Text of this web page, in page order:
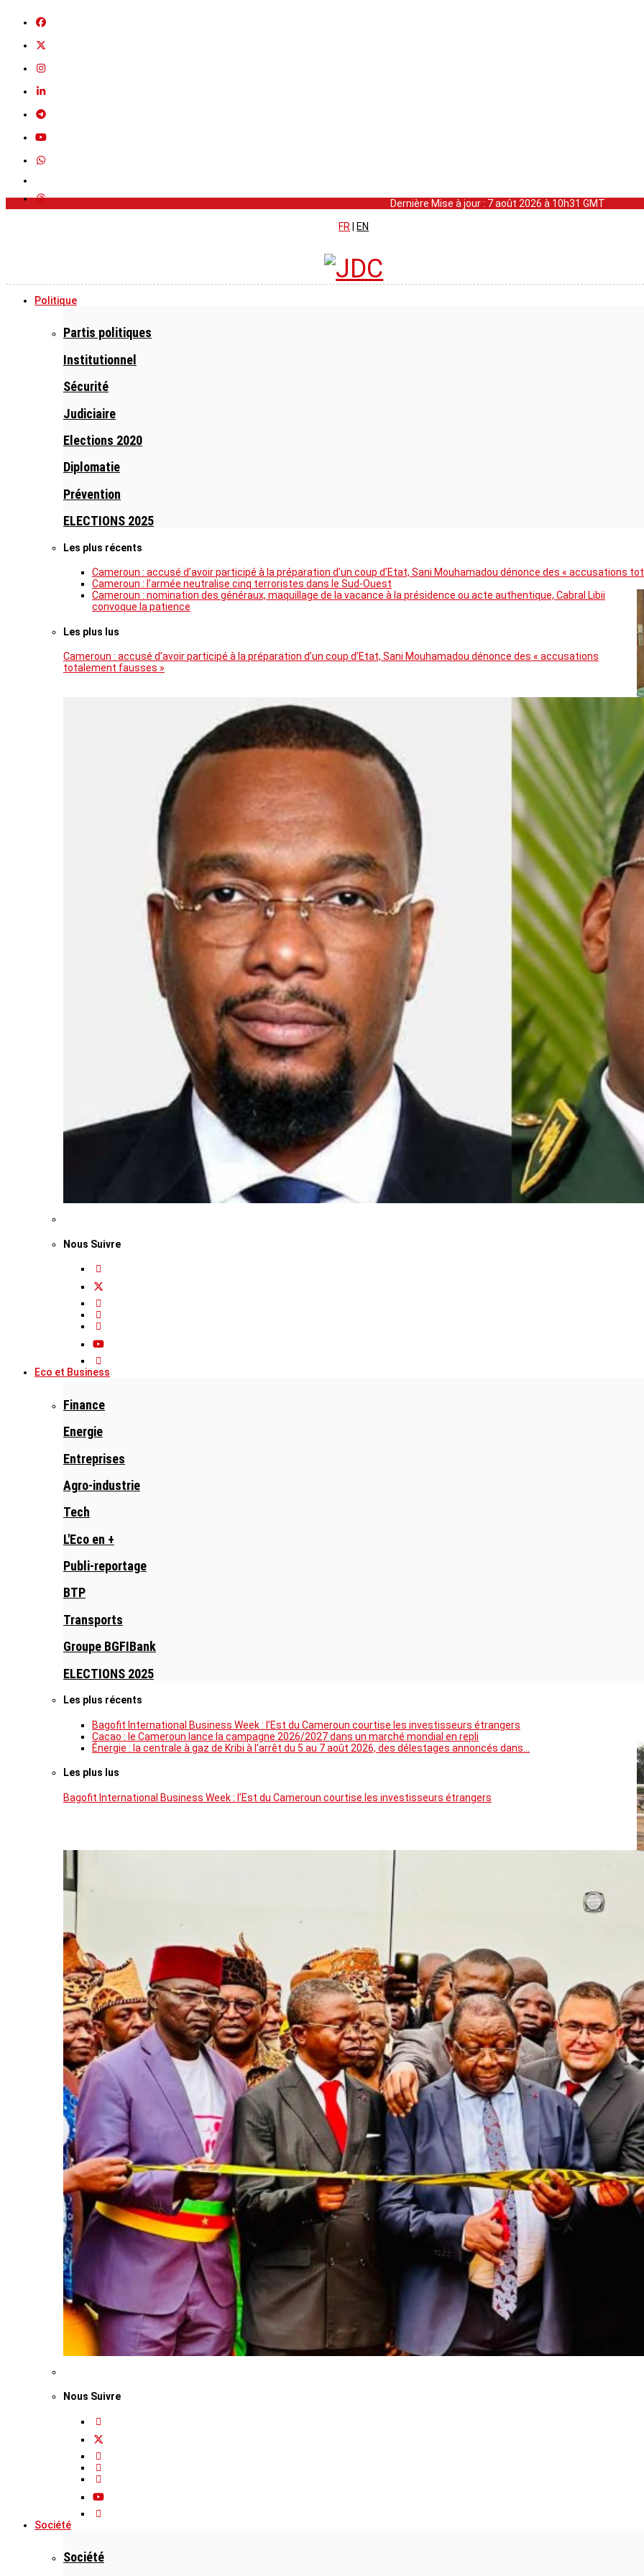
Dernière Mise à jour : 7 août 2026 à 10h31 GMT
FR
EN
Politique
Partis politiques
Institutionnel
Sécurité
Judiciaire
Elections 2020
Diplomatie
Prévention
ELECTIONS 2025
Les plus récents
Cameroun : accusé d’avoir participé à la préparation d’un coup d’Etat, Sani Mouhamadou dénonce des « accusations
Cameroun : l’armée neutralise cinq terroristes dans le Sud-Ouest
Cameroun : nomination des généraux, maquillage de la vacance à la présidence ou acte authentique, Cabral Libii
convoque la patience
Les plus lus
Cameroun : accusé d’avoir participé à la préparation d’un coup d’Etat, Sani Mouhamadou dénonce des « accusations
totalement fausses »
Nous Suivre
Eco et Business
Finance
Energie
Entreprises
Agro-industrie
Tech
L'Eco en +
Publi-reportage
BTP
Transports
Groupe BGFIBank
ELECTIONS 2025
Les plus récents
Bagofit International Business Week : l’Est du Cameroun courtise les investisseurs étrangers
Cacao : le Cameroun lance la campagne 2026/2027 dans un marché mondial en repli
Énergie : la centrale à gaz de Kribi à l’arrêt du 5 au 7 août 2026, des délestages annoncés dans…
Les plus lus
Bagofit International Business Week : l’Est du Cameroun courtise les investisseurs étrangers
Nous Suivre
Société
Société